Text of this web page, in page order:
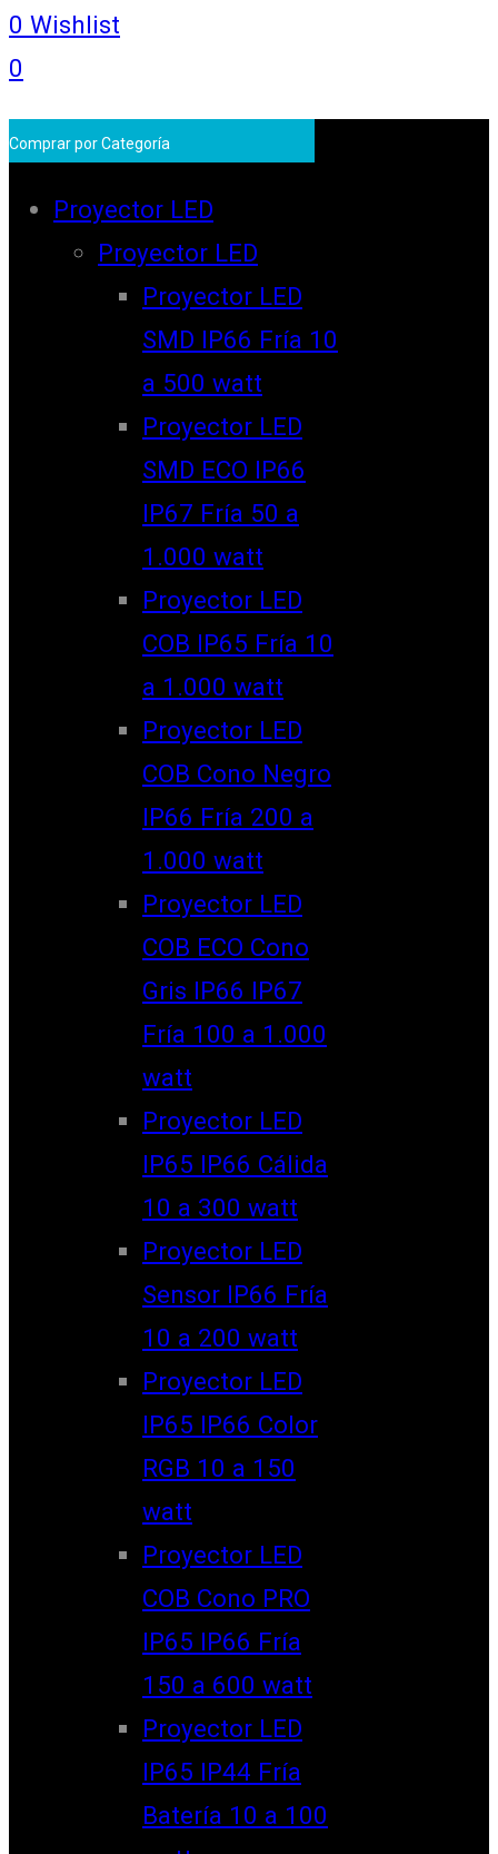
0 Wishlist
0
Comprar por Categoría
Proyector LED
Proyector LED
Proyector LED
SMD IP66 Fría 10
a 500 watt
Proyector LED
SMD ECO IP66
IP67 Fría 50 a
1.000 watt
Proyector LED
COB IP65 Fría 10
a 1.000 watt
Proyector LED
COB Cono Negro
IP66 Fría 200 a
1.000 watt
Proyector LED
COB ECO Cono
Gris IP66 IP67
Fría 100 a 1.000
watt
Proyector LED
IP65 IP66 Cálida
10 a 300 watt
Proyector LED
Sensor IP66 Fría
10 a 200 watt
Proyector LED
IP65 IP66 Color
RGB 10 a 150
watt
Proyector LED
COB Cono PRO
IP65 IP66 Fría
150 a 600 watt
Proyector LED
IP65 IP44 Fría
Batería 10 a 100